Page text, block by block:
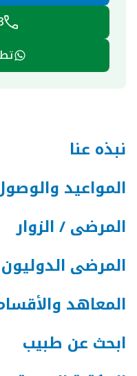
نبذه عنا
المواعيد
المرضى / الزوار
المرضى الدوليون
المعاهد
ابحث عن طبيب